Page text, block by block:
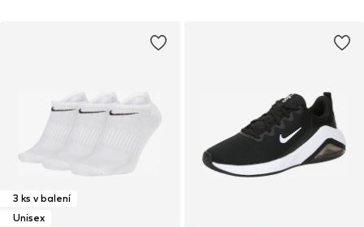
3 ks v balení
Unisex